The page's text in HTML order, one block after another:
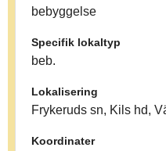
bebyggelse
Specifik lokaltyp
beb.
Lokalisering
Frykeruds sn, Kils hd,
Koordinater